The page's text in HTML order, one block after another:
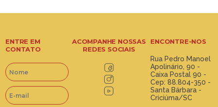
ENTRE EM
CONTATO
ACOMPANHE NOSSAS
REDES SOCIAIS
ENCONTRE-NOS
Rua Pedro Manoel
Apolinário, 90 -
Caixa Postal 90 -
Cep: 88.804-350 -
Santa Bárbara -
Criciúma/SC